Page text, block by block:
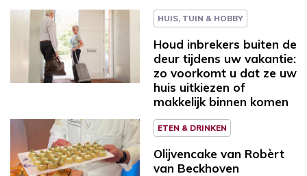
HUIS, TUIN & HOBBY
Houd inbrekers buiten de
deur tijdens uw vakantie:
zo voorkomt u dat ze uw
huis uitkiezen of
makkelijk binnen komen
ETEN & DRINKEN
Olijvencake van Robèrt
van Beckhoven